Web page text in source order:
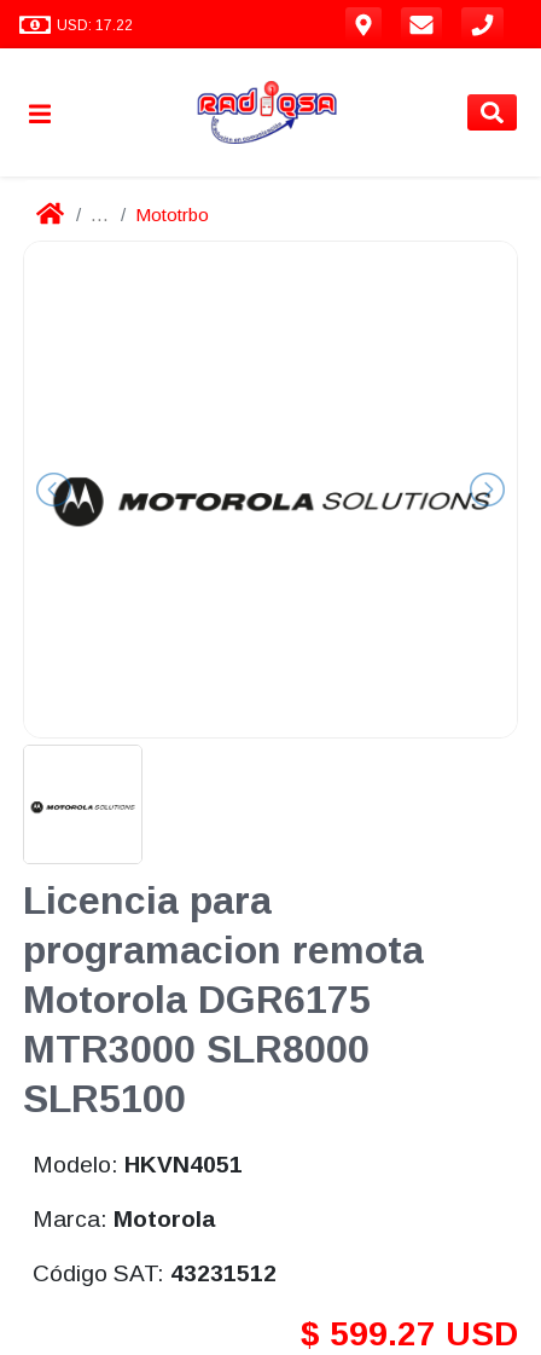
USD: 17.22
... Mototrbo
Licencia para
programacion remota
Motorola DGR6175
MTR3000 SLR8000
SLR5100
Modelo: HKVN4051
Marca: Motorola
Código SAT: 43231512
$ 599.27 USD